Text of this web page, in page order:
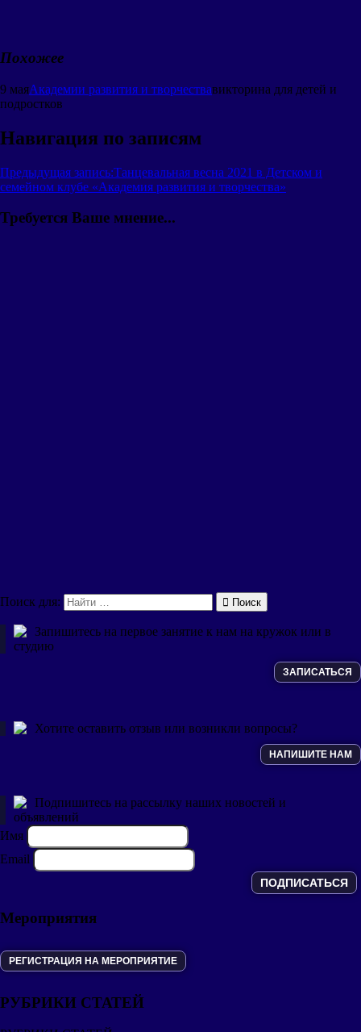
Похожее
9 маяАкадемии развития и творчествавикторина для детей и
подростков
Навигация по записям
Предыдущая запись:Танцевальная весна 2021 в Детском и
семейном клубе «Академия развития и творчества»
Требуется Ваше мнение...
Поиск для: Поиск
Запишитесь на первое занятие к нам на кружок или в
студию
ЗАПИСАТЬСЯ
Хотите оставить отзыв или возникли вопросы?
НАПИШИТЕ НАМ
Подпишитесь на рассылку наших новостей и
объявлений
Имя
Email
Мероприятия
РЕГИСТРАЦИЯ НА МЕРОПРИЯТИЕ
РУБРИКИ СТАТЕЙ